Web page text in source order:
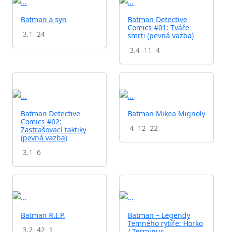
Batman a syn
3.1 24
Batman Detective
Comics #01: Tváře
smrti (pevná vazba)
3.4 11 4
Batman Detective
Comics #02:
Zastrašovací taktiky
(pevná vazba)
3.1 6
Batman Mikea Mignoly
4 12 22
Batman R.I.P.
3.2 42 1
Batman – Legendy
Temného rytíře: Horko